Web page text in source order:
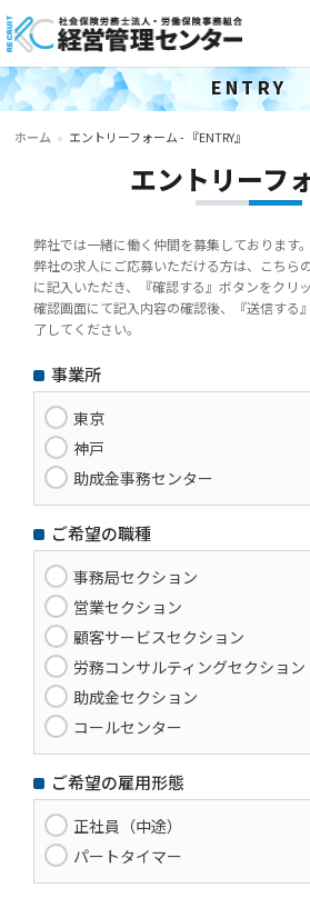
経営管理センター（社会保険労
務士法人・労働保険事務組合）
ENTRY
ホーム » エントリーフォーム - 『ENTRY』
エントリーフ
弊社では一緒に働く仲間を募集しております。
弊社の求人にご応募いただける方は、こちら
に記入いただき、『確認する』ボタンをクリ
確認画面にて記入内容の確認後、『送信する
了してください。
事業所
東京
神戸
助成金事務センター
ご希望の職種
事務局セクション
営業セクション
顧客サービスセクション
労務コンサルティングセクション
助成金セクション
コールセンター
ご希望の雇用形態
正社員（中途）
パートタイマー